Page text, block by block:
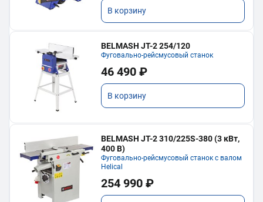
В корзину
BELMASH JT-2 254/120
Фуговально-рейсмусовый станок
46 490 ₽
В корзину
BELMASH JT-2 310/225S-380 (3 кВт,
400 В)
Фуговально-рейсмусовый станок с валом
Helical
254 990 ₽